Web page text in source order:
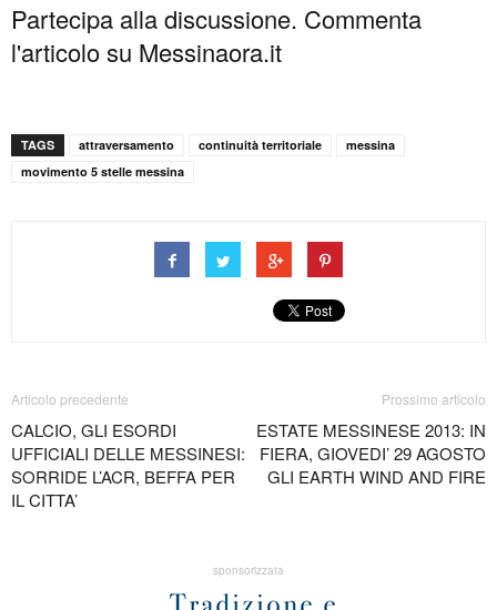
Partecipa alla discussione. Commenta
l'articolo su Messinaora.it
TAGS attraversamento continuità territoriale
messina
movimento 5 stelle messina
Articolo precedente
CALCIO, GLI ESORDI
UFFICIALI DELLE MESSINESI:
SORRIDE L’ACR, BEFFA PER
IL CITTA’
Prossimo articolo
ESTATE MESSINESE 2013: IN
FIERA, GIOVEDI’ 29 AGOSTO
GLI EARTH WIND AND FIRE
sponsorizzata